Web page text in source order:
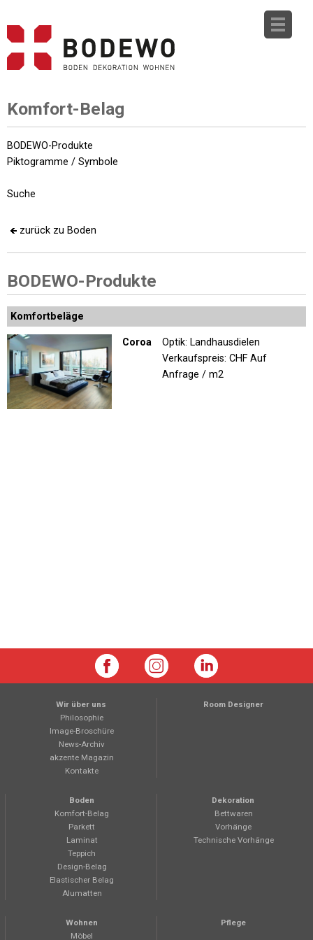
Komfort-Belag
BODEWO-Produkte
Piktogramme / Symbole
Suche
zurück zu Boden
BODEWO-Produkte
Komfortbeläge
Coroa
Optik: Landhausdielen
Verkaufspreis: CHF Auf
Anfrage / m2
Wir über uns
Philosophie
Image-Broschüre
News-Archiv
akzente Magazin
Kontakte
Room Designer
Boden
Komfort-Belag
Parkett
Laminat
Teppich
Design-Belag
Elastischer Belag
Alumatten
Dekoration
Bettwaren
Vorhänge
Technische Vorhänge
Wohnen
Möbel
Pflege